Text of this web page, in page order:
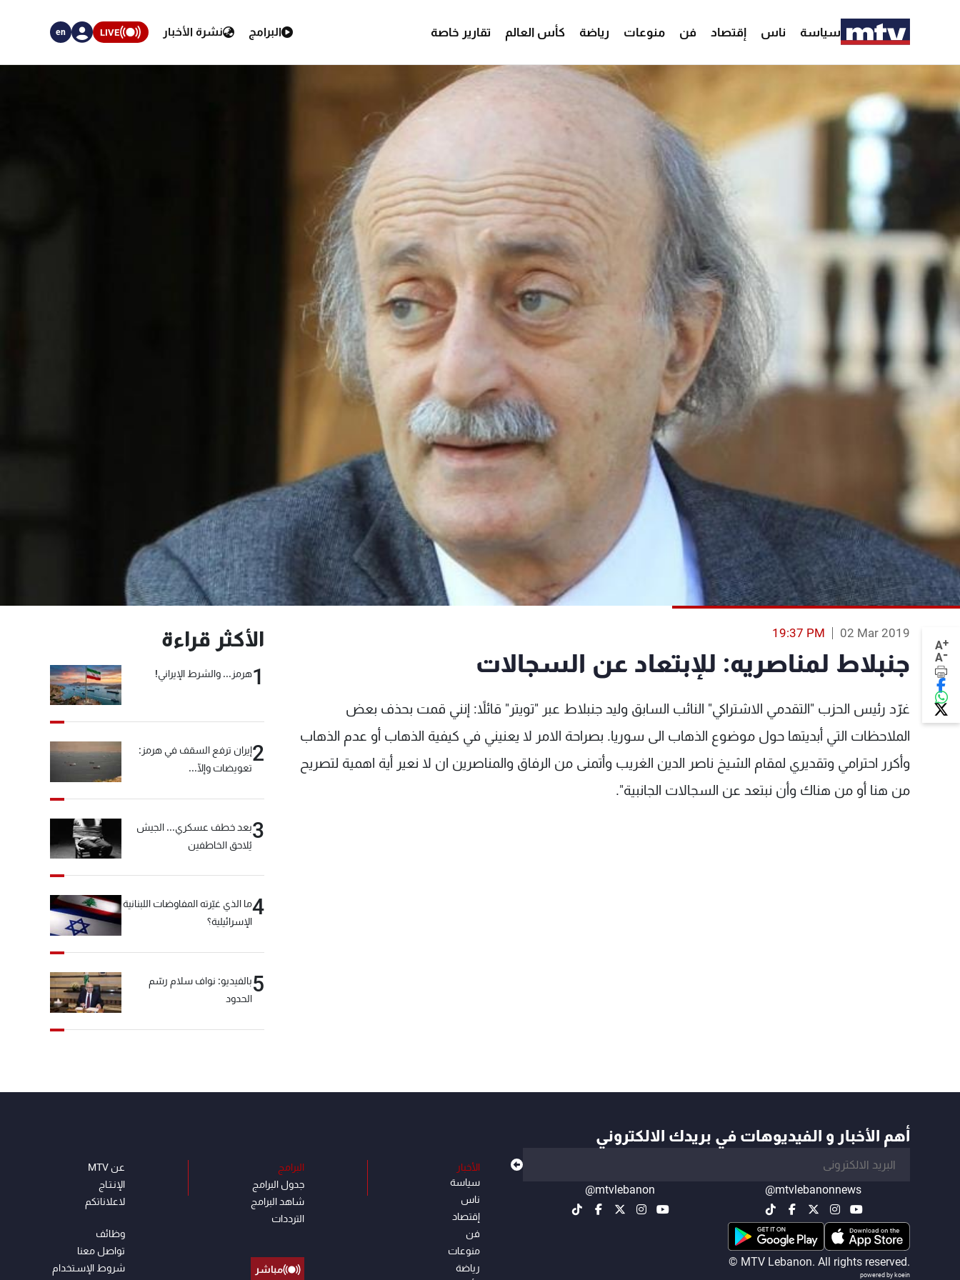
سياسة ناس إقتصاد فن منوعات رياضة كأس العالم تقارير خاصة البرامج نشرة الأخبار LIVE
en
A+
A-
02 Mar 2019
19:37 PM
جنبلاط لمناصريه: للإبتعاد عن السجالات
غرّد رئيس الحزب "التقدمي الاشتراكي" النائب السابق وليد جنبلاط عبر "تويتر" قائلاً: إنني قمت بحذف بعض
الملاحظات التي أبديتها حول موضوع الذهاب الى سوريا. بصراحة الامر لا يعنيني في كيفية الذهاب أو عدم الذهاب
وأكرر احترامي وتقديري لمقام الشيخ ناصر الدين الغريب وأتمنى من الرفاق والمناصرين ان لا نعير أية اهمية لتصريح
من هنا أو من هناك وأن نبتعد عن السجالات الجانبية".
الأكثر قراءة
1هرمز... والشرط الإيراني!
2إيران ترفع السقف في هرمز:
تعويضات وإلّا...
3بعد خطف عسكري... الجيش
يُلاحق الخاطفين
4ما الذي غيّرته المفاوضات اللبنانية
الإسرائيلية؟
5بالفيديو: نواف سلام رسّم
الحدود
أهم الأخبار و الفيديوهات في بريدك الالكتروني
@mtvlebanonnews
@mtvlebanon
© MTV Lebanon. All rights reserved.
powered by koein
الأخبار
سياسة
ناس
إقتصاد
فن
منوعات
رياضة
البرامج
جدول البرامج
شاهد البرامج
الترددات
مباشر
عن MTV
الإنـتـاج
لاعلاناتكم
وظائف
تواصل معنا
شروط الإسـتخدام